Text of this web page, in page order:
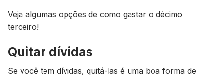
Veja algumas opções de como gastar o décimo
terceiro!
Quitar dívidas
Se você tem dívidas, quitá-las é uma boa forma de